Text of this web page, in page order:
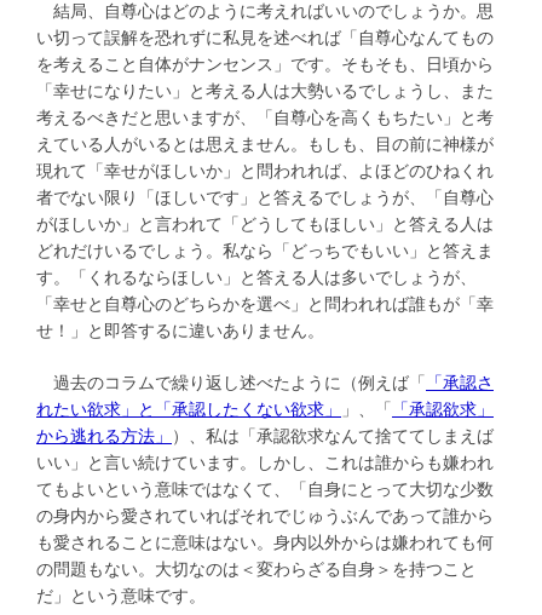
結局、自尊心はどのように考えればいいのでしょうか。思
い切って誤解を恐れずに私見を述べれば「自尊心なんてもの
を考えること自体がナンセンス」です。そもそも、日頃から
「幸せになりたい」と考える人は大勢いるでしょうし、また
考えるべきだと思いますが、「自尊心を高くもちたい」と考
えている人がいるとは思えません。もしも、目の前に神様が
現れて「幸せがほしいか」と問われれば、よほどのひねくれ
者でない限り「ほしいです」と答えるでしょうが、「自尊心
がほしいか」と言われて「どうしてもほしい」と答える人は
どれだけいるでしょう。私なら「どっちでもいい」と答えま
す。「くれるならほしい」と答える人は多いでしょうが、
「幸せと自尊心のどちらかを選べ」と問われれば誰もが「幸
せ！」と即答するに違いありません。
過去のコラムで繰り返し述べたように（例えば「
「承認さ
れたい欲求」と「承認したくない欲求」
」、「
「承認欲求」
から逃れる方法」
）、私は「承認欲求なんて捨ててしまえば
いい」と言い続けています。しかし、これは誰からも嫌われ
てもよいという意味ではなくて、「自身にとって大切な少数
の身内から愛されていればそれでじゅうぶんであって誰から
も愛されることに意味はない。身内以外からは嫌われても何
の問題もない。大切なのは＜変わらざる自身＞を持つこと
だ」という意味です。